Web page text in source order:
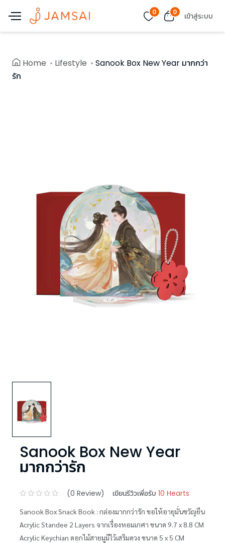
0 0 เข้าสู่ระบบ
Home Lifestyle
Sanook Box New Year มากกว่า
รัก
Sanook Box New Year
มากกว่ารัก
(0 Review) เขียนรีวิวเพื่อรับ 10 Hearts
Sanook Box Snack Book : กล่องมากกว่ารัก ขอให้อายุมั่นขวัญยืน
Acrylic Standee 2 Layers จากเรื่องหอมเกศา ขนาด 9.7 x 8.8 CM
Acrylic Keychian ดอกไม้สายมูมีไว้เสริมดวง ขนาด 5 x 5 CM